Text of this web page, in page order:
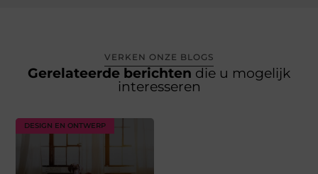
VERKEN ONZE BLOGS
Gerelateerde berichten die u mogelijk
interesseren
DESIGN EN ONTWERP